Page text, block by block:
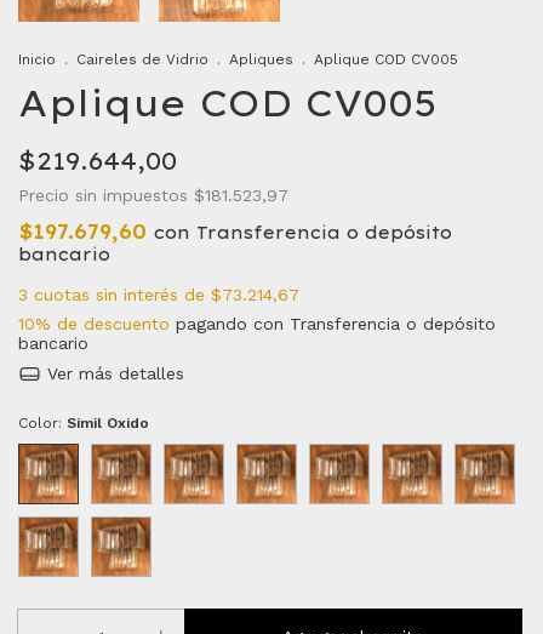
Inicio . Caireles de Vidrio . Apliques . Aplique COD CV005
Aplique COD CV005
$219.644,00
Precio sin impuestos $181.523,97
$197.679,60 con Transferencia o depósito
bancario
3 cuotas sin interés de $73.214,67
10% de descuento pagando con Transferencia o depósito
bancario
Ver más detalles
Color: Simil Oxido